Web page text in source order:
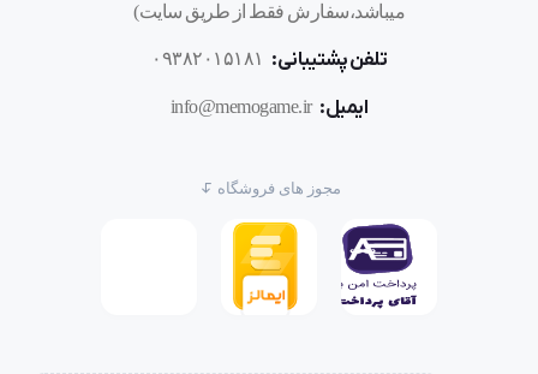
میباشد،سفارش فقط از طریق سایت)
تلفن پشتیبانی: ۰۹۳۸۲۰۱۵۱۸۱
ایمیل: info@memogame.ir
مجوز های فروشگاه